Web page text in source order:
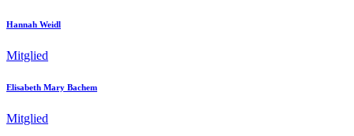
Hannah Weidl
Mitglied
Elisabeth Mary Bachem
Mitglied